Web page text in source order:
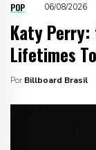
POP 06/08/2026
Katy Perry:
Lifetimes
Por Billboard Brasil